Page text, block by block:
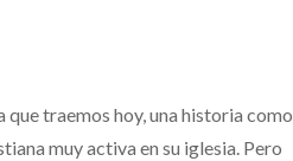
que traemos hoy, una historia como
muy activa en su iglesia. Pero